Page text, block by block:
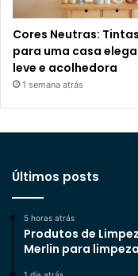
Cores Neutras: Tintas
para uma casa
leve e acolhedora
1 semana atrás
Últimos posts
5 horas atrás
Produtos de
Merlin para